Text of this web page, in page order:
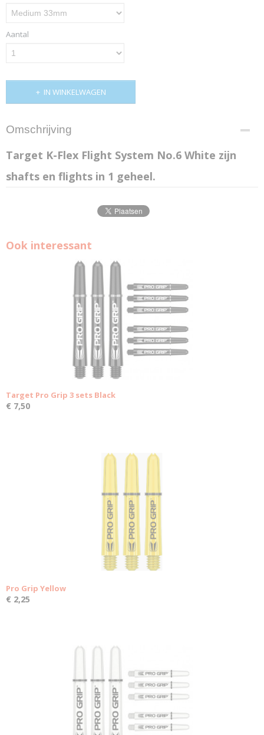
Aantal
IN WINKELWAGEN
Omschrijving
Target K-Flex Flight System No.6 White zijn
shafts en flights in 1 geheel.
Ook interessant
Target Pro Grip 3 sets Black
€ 7,50
Pro Grip Yellow
€ 2,25